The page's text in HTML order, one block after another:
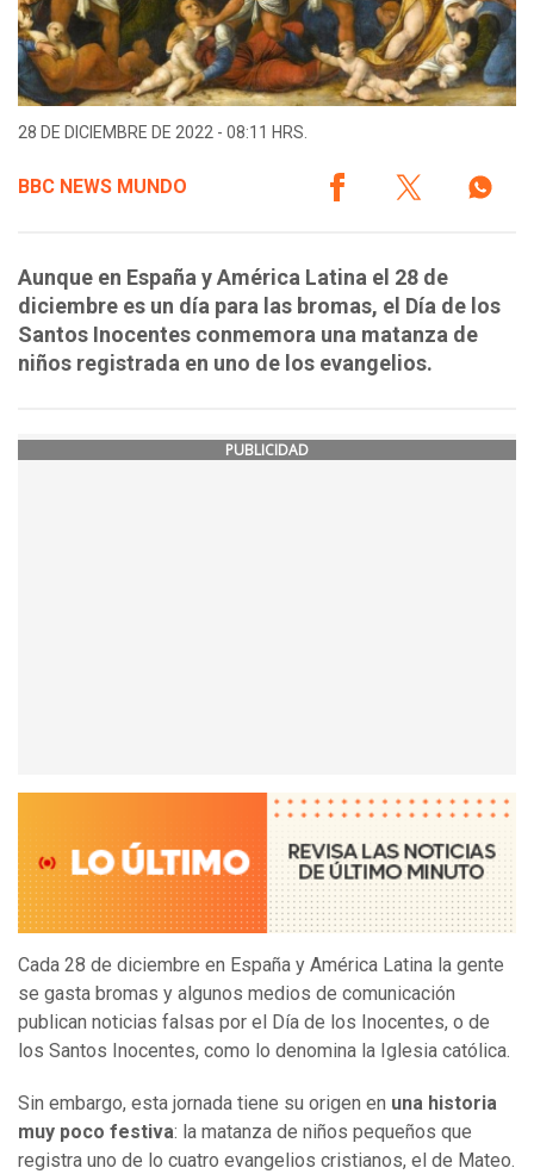
28 DE DICIEMBRE DE 2022 - 08:11 HRS.
BBC NEWS MUNDO
Aunque en España y América Latina el 28 de
diciembre es un día para las bromas, el Día de los
Santos Inocentes conmemora una matanza de
niños registrada en uno de los evangelios.
PUBLICIDAD
Cada 28 de diciembre en España y América Latina la gente
se gasta bromas y algunos medios de comunicación
publican noticias falsas por el Día de los Inocentes, o de
los Santos Inocentes, como lo denomina la Iglesia católica.
Sin embargo, esta jornada tiene su origen en una historia
muy poco festiva: la matanza de niños pequeños que
registra uno de lo cuatro evangelios cristianos, el de Mateo.